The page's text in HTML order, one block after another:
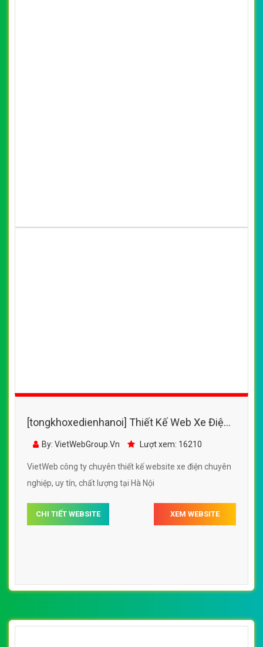
[tongkhoxedienhanoi] Thiết Kế Web Xe Điện
Uy Tín đẹp, chuyên nghiệp chuẩn SEO
By: VietWebGroup.Vn Lượt xem: 16210
VietWeb công ty chuyên thiết kế website xe điện chuyên
nghiệp, uy tín, chất lượng tại Hà Nội
CHI TIẾT WEBSITE XEM WEBSITE